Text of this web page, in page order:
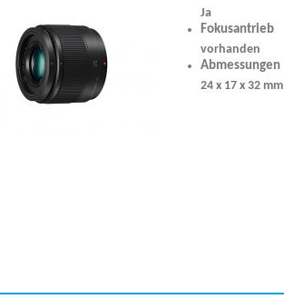
Ja
Fokusantrieb
vorhanden
Abmessungen
24 x 17 x 32 mm